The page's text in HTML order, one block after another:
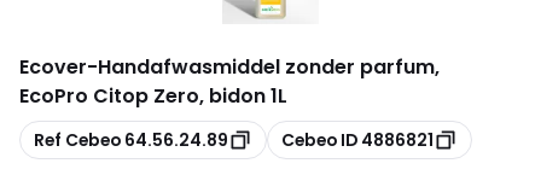
Ecover-Handafwasmiddel zonder parfum,
EcoPro Citop Zero, bidon 1L
Kopiëren
Ref Cebeo 64.56.24.89 Kopiëren
Cebeo ID 4886821